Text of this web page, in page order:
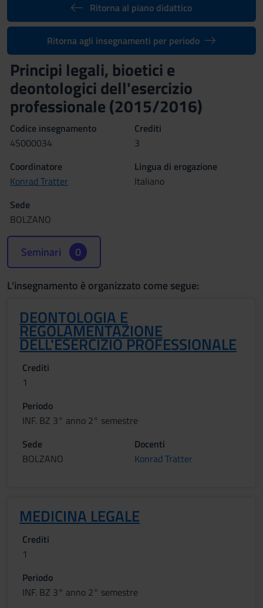
Ritorna al piano didattico
Ritorna agli insegnamenti per periodo
Principi legali, bioetici e
deontologici dell'esercizio
professionale (2015/2016)
Codice insegnamento
4S000034
Crediti
3
Coordinatore
Konrad Tratter
Lingua di erogazione
Italiano
Sede
BOLZANO
Seminari 0
L'insegnamento è organizzato come segue:
DEONTOLOGIA E
REGOLAMENTAZIONE
DELL'ESERCIZIO PROFESSIONALE
Crediti
1
Periodo
INF. BZ 3° anno 2° semestre
Sede
BOLZANO
Docenti
Konrad Tratter
MEDICINA LEGALE
Crediti
1
Periodo
INF. BZ 3° anno 2° semestre